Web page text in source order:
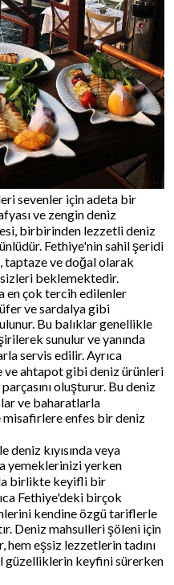
sevenler için adeta bir
ve zengin deniz
birbirinden lezzetli deniz
Fethiye'nin sahil şeridi
taptaze ve doğal olarak
beklemektedir.
en çok tercih edilenler
ve sardalya gibi
Bu balıklar genellikle
sunulur ve yanında
servis edilir. Ayrıca
ve ahtapot gibi deniz ürünleri
oluşturur. Bu deniz
ve baharatlarla
enfes bir deniz
kıyısında veya
yemeklerinizi yerken
birlikte keyifli bir
Fethiye'deki birçok
kendine özgü tariflerle
Deniz mahsulleri şöleni için
eşsiz lezzetlerin tadını
güzelliklerin keyfini sürerken